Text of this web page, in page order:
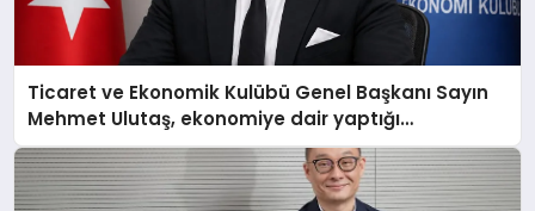
Ticaret ve Ekonomik Kulübü Genel Başkanı Sayın
Mehmet Ulutaş, ekonomiye dair yaptığı
açıklamada şunları kaydetti: